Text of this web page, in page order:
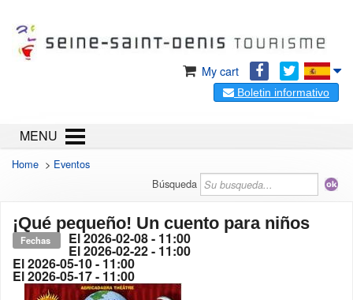
My cart
Boletin informativo
MENU
Home > Eventos
Búsqueda
¡Qué pequeño! Un cuento para niños
Fechas El2026-02-08- 11:00
El2026-02-22- 11:00
El2026-05-10- 11:00
El2026-05-17- 11:00